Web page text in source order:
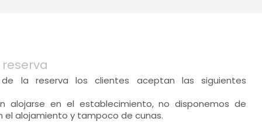
la reserva los clientes aceptan las siguientes
alojarse en el establecimiento, no disponemos de
el alojamiento y tampoco de cunas.